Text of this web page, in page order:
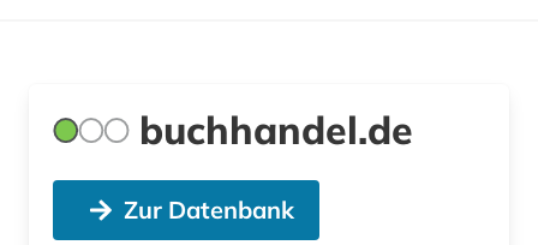
buchhandel.de
Zur Datenbank